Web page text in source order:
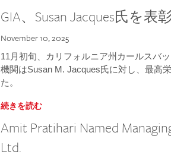
GIA、Susan Jacques氏を表彰
November 10, 2025
11月初旬、カリフォルニア州カールスバ
機関はSusan M. Jacques氏に対し、最高
た。
続きを読む
Amit Pratihari Named
Ltd.